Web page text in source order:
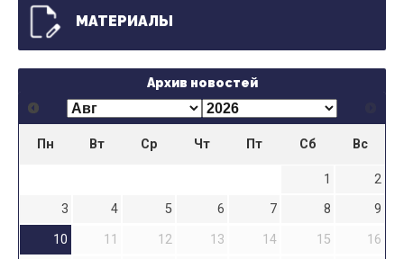
МАТЕРИАЛЫ
Архив новостей
Пн Вт Ср Чт Пт Сб Вс
1
2
3
4 5 6 7 8
9
10
11 12 13 14 15
16